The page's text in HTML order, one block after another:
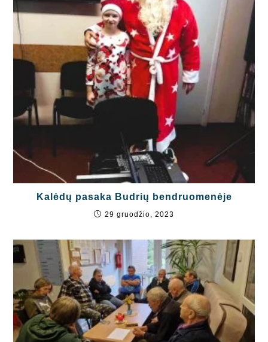
Kalėdų pasaka Budrių bendruomenėje
29 gruodžio, 2023